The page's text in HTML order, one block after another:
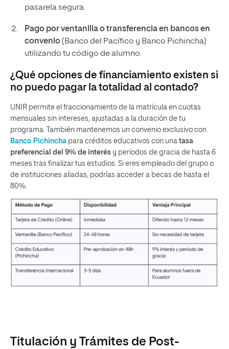
pasarela segura.
Pago por ventanilla o transferencia en bancos en
convenio(Banco del Pacífico y Banco Pichincha)
utilizando tu código de alumno.
¿Qué opciones de financiamiento existen si
no puedo pagar la totalidad al contado?
UNIR permite el fraccionamiento de la matrícula en cuotas
mensuales sin intereses, ajustadas a la duración de tu
programa. También mantenemos un convenio exclusivo con
Banco Pichincha para créditos educativos con una tasa
preferencial del 9% de interés y períodos de gracia de hasta 6
meses tras finalizar tus estudios. Si eres empleado del grupo o
de instituciones aliadas, podrías acceder a becas de hasta el
80%.
Titulación y Trámites de Post-